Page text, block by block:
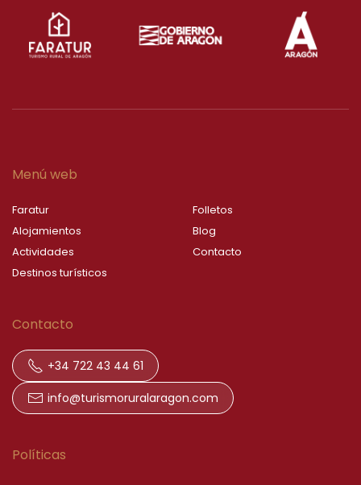
Menú web
Faratur
Alojamientos
Actividades
Destinos turísticos
Folletos
Blog
Contacto
Contacto
+34 722 43 44 61
info@turismoruralaragon.com
Políticas